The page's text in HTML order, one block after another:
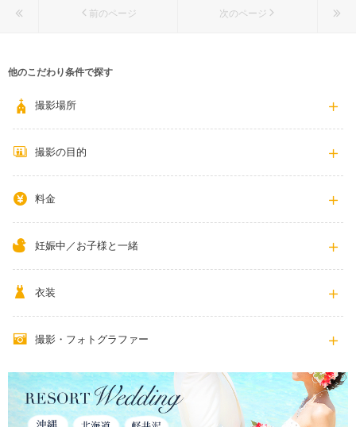
前のページ 次のページ
他のこだわり条件で探す
撮影場所
撮影の目的
料金
妊娠中／お子様と一緒
衣装
撮影・フォトグラファー